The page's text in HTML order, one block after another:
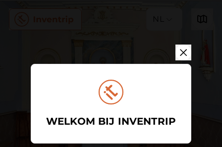
NL
WELKOM BIJ INVENTRIP